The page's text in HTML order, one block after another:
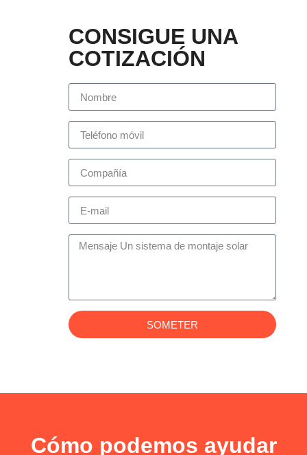
CONSIGUE UNA
COTIZACIÓN
SOMETER
Cómo podemos ayudar